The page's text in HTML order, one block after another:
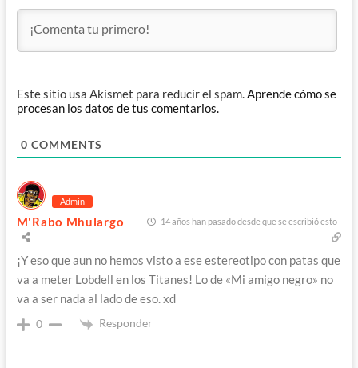
Este sitio usa Akismet para reducir el spam.Aprende cómo se
procesan los datos de tus comentarios.
0 COMMENTS
Admin
M'Rabo Mhulargo 14 años han pasado desde que se escribió esto
¡Y eso que aun no hemos visto a ese estereotipo con patas que
va a meter Lobdell en los Titanes! Lo de «Mi amigo negro» no
va a ser nada al lado de eso. xd
0 Responder